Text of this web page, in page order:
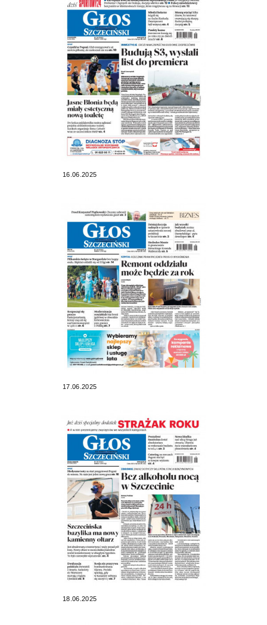
16.06.2025
17.06.2025
18.06.2025